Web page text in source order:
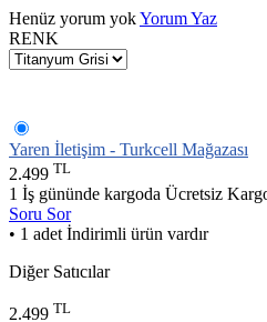
Henüz yorum yokYorum Yaz
RENK
Yaren İletişim - Turkcell Mağazası
2.499 TL
1 İş gününde kargoda Ücretsiz
Soru Sor
• 1 adet İndirimli ürün vardır
Diğer Satıcılar
2.499 TL